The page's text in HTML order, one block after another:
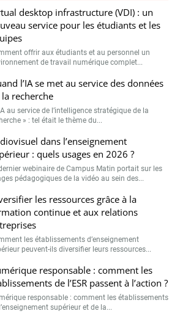
desktop infrastructure (VDI) : un
service pour les étudiants et les
offrir aux étudiants et au personnel un
de travail numérique complet...
l’IA se met au service des données
recherche
au service de l’intelligence stratégique de la
» : tel était le thème du...
dans l’enseignement
: quels usages en 2026 ?
webinaire de Campus Matin portait sur les
pédagogiques de la vidéo au sein des...
les ressources grâce à la
continue et aux relations
les établissements d’enseignement
peuvent-ils diversifier leurs ressources...
responsable : comment les
de l’ESR passent à l’action ?
responsable : comment les établissements
supérieur et de la...